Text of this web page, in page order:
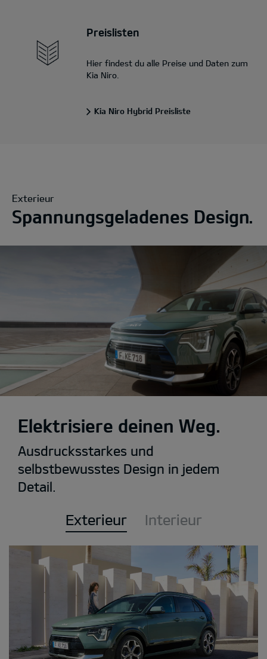
Preislisten
Hier findest du alle Preise und Daten zum
Kia Niro.
Kia Niro Hybrid Preisliste
Exterieur
Spannungsgeladenes Design.
Elektrisiere deinen Weg.
Ausdrucksstarkes und
selbstbewusstes Design in jedem
Detail.
Exterieur Interieur